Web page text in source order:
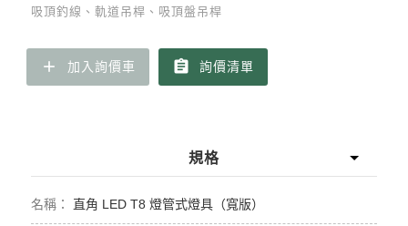
吸頂釣線、軌道吊桿、吸頂盤吊桿
add 加入詢價車 assignment 詢價清單
規格
直角 LED T8 燈管式燈具（寬版）